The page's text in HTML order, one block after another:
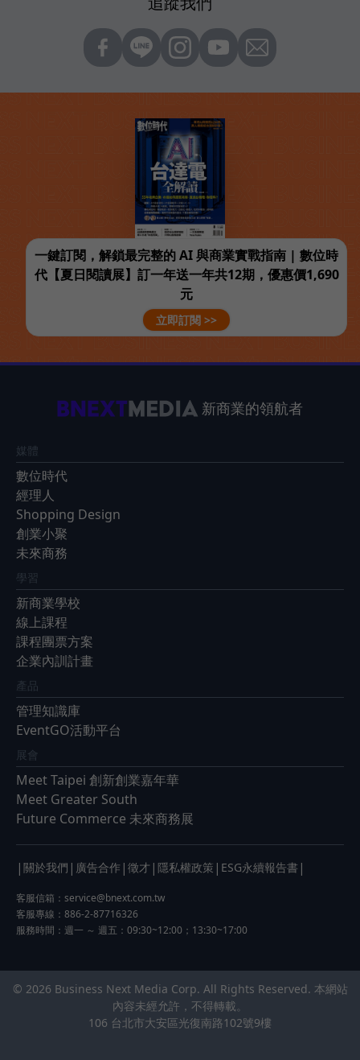
一鍵訂閱，解鎖最完整的 AI 與商業實戰指南 | 數位時
代【夏日閱讀展】訂一年送一年共12期，優惠價1,690
元
立即訂閱 >>
新商業的領航者
媒體
數位時代
經理人
Shopping Design
創業小聚
未來商務
學習
新商業學校
線上課程
課程團票方案
企業內訓計畫
產品
管理知識庫
EventGO活動平台
展會
Meet Taipei 創新創業嘉年華
Meet Greater South
Future Commerce 未來商務展
| 關於我們 | 廣告合作 | 徵才 | 隱私權政策 | ESG永續報告書 |
客服信箱： service@bnext.com.tw
客服專線：886-2-87716326
服務時間：週一 ～ 週五：09:30~12:00；13:30~17:00
© 2026 Business Next Media Corp. All Rights Reserved. 本網站
內容未經允許，不得轉載。
106 台北市大安區光復南路102號9樓